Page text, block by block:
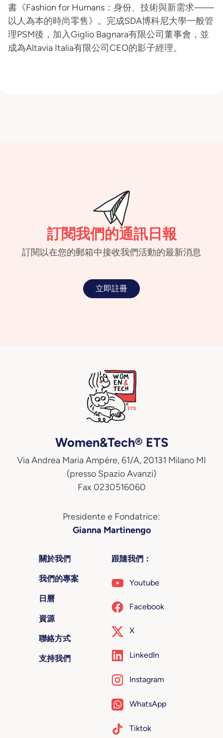
書《Fashion for Humans：身份、技術與新需求——
以人為本的時尚零售》。完成SDA博科尼大學一般管
理PSM後，加入Giglio Bagnara有限公司董事會，並
成為Altavia Italia有限公司CEO的影子經理。
訂閱我們的通訊日報
訂閱以在您的郵箱中接收我們活動的最新消息
立即註冊
Women&Tech® ETS
Via Andrea Maria Ampère, 61/A, 20131 Milano MI
(presso Spazio Avanzi)
Fax 0230516060
Presidente e Fondatrice:
Gianna Martinengo
關於我們
我們的專案
日曆
資源
聯絡方式
支持我們
跟隨我們：
Youtube
Facebook
X
LinkedIn
Instagram
WhatsApp
Tiktok